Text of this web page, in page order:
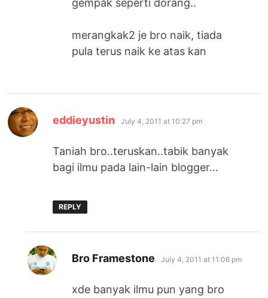
merangkak2 je bro naik, tiada
pula terus naik ke atas kan
eddieyustin says:
July 4, 2011 at 10:27 pm
Taniah bro..teruskan..tabik banyak
bagi ilmu pada lain-lain blogger…
REPLY
Bro Framestone says:
July 4, 2011 at 11:06 pm
xde banyak ilmu pun yang bro